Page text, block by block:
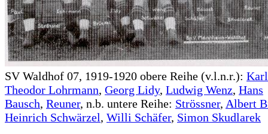
SV Waldhof 07, 1919-1920 obere Reihe (v.l.n.r.):
Theodor Lohrmann, Georg Lidy, Ludwig Wenz, Hans
Bausch, Reuner, n.b. untere Reihe: Strössner, Albert
Heinrich Schwärzel, Willi Schäfer, Simon Skudlarek